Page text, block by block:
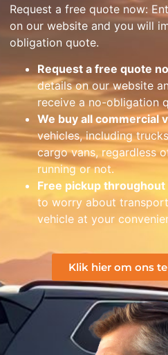
Request a free quote now:
on our website and you will
obligation quote.
Request a free quote
details on our website
receive a no-obligation
We buy all commercial
vehicles, including
cargo vans, regardless
running or not.
Free pickup throughout
to worry about
vehicle at your
Klik hier om ons